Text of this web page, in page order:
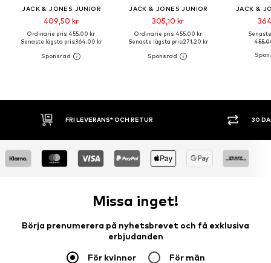
JACK & JONES JUNIOR
409,50 kr
Ordinarie pris: 455,00 kr
Senaste lägsta pris:364,00 kr
JACK & JONES JUNIOR
305,10 kr
Ordinarie pris: 455,00 kr
Senaste lägsta pris:271,20 kr
JACK &
30 DAGARS ÖPPET KÖP SHOPPA NU.
Missa inget!
Börja prenumerera på nyhetsbrevet och få exklusiva
erbjudanden
För kvinnor För män